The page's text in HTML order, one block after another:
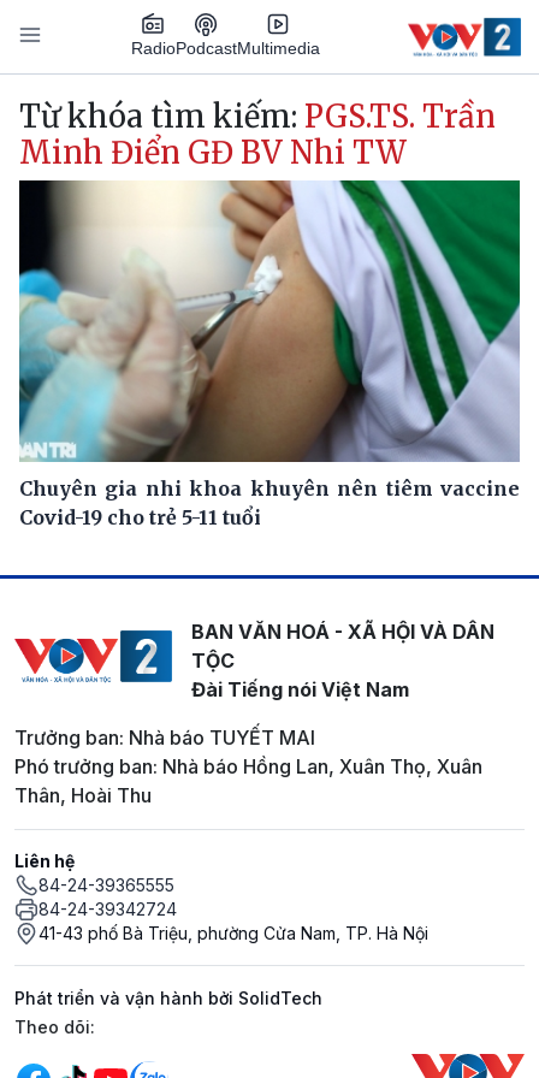
Nhảy đến nội dung
RadioPodcastMultimedia
Main navigation
Từ khóa tìm kiếm: PGS.TS. Trần
Minh Điển GĐ BV Nhi TW
Chuyên gia nhi khoa khuyên nên tiêm vaccine
Covid-19 cho trẻ 5-11 tuổi
BAN VĂN HOÁ - XÃ HỘI VÀ DÂN
TỘC
Đài Tiếng nói Việt Nam
Trưởng ban: Nhà báo TUYẾT MAI
Phó trưởng ban: Nhà báo Hồng Lan, Xuân Thọ, Xuân
Thân, Hoài Thu
Liên hệ
84-24-39365555
84-24-39342724
41-43 phố Bà Triệu, phường Cửa Nam, TP. Hà Nội
Phát triển và vận hành bởi SolidTech
Mạng xã hội
Theo dõi: